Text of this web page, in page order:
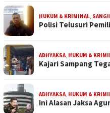
HUKUM & KRIMINAL,
Polisi Telusuri
ADHYAKSA, HUKUM &
Kajari Sampang
ADHYAKSA, HUKUM &
Ini Alasan Jaksa